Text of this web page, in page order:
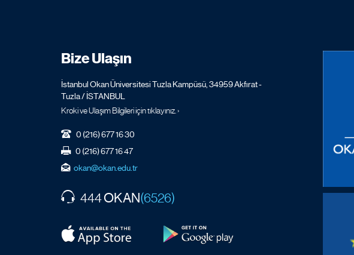
Bize Ulaşın
İstanbul Okan Üniversitesi Tuzla Kampüsü, 34959 Akfırat -
Tuzla / İSTANBUL
Kroki ve Ulaşım Bilgileri için tıklayınız. ›
0 (216) 677 16 30
0 (216) 677 16 47
okan@okan.edu.tr
444OKAN(6526)